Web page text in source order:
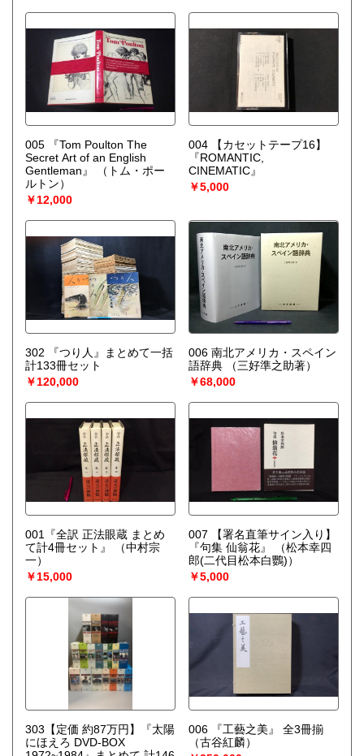
005 『Tom Poulton The
Secret Art of an English
Gentleman』
（トム・ポー
ルトン）
￥12,000
004 【カセットテープ16】
『ROMANTIC,
CINEMATIC』
￥5,000
302 『つり人』まとめて一括
計133冊セット
￥120,000
006 南北アメリカ・スペイン
語辞典
（三好準之助著）
￥68,000
001『全訳 正法眼蔵 まとめ
て計4冊セット』
（中村宗
一）
￥15,000
007 【署名直筆サイン入り】
『句集 仙翁花』
（松本幸四
郎(二代目松本白鸚)）
￥5,000
303【定価 約87万円】『太陽
にほえろ DVD-BOX
006 『工藝之美』 全3冊揃
（古谷紅麟）